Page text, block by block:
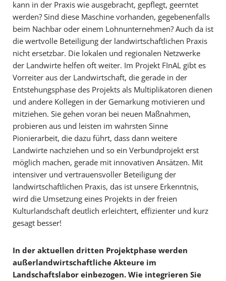
kann in der Praxis wie ausgebracht, gepflegt, geerntet
werden? Sind diese Maschine vorhanden, gegebenenfalls
beim Nachbar oder einem Lohnunternehmen? Auch da ist
die wertvolle Beteiligung der landwirtschaftlichen Praxis
nicht ersetzbar. Die lokalen und regionalen Netzwerke
der Landwirte helfen oft weiter. Im Projekt FInAL gibt es
Vorreiter aus der Landwirtschaft, die gerade in der
Entstehungsphase des Projekts als Multiplikatoren dienen
und andere Kollegen in der Gemarkung motivieren und
mitziehen. Sie gehen voran bei neuen Maßnahmen,
probieren aus und leisten im wahrsten Sinne
Pionierarbeit, die dazu führt, dass dann weitere
Landwirte nachziehen und so ein Verbundprojekt erst
möglich machen, gerade mit innovativen Ansätzen. Mit
intensiver und vertrauensvoller Beteiligung der
landwirtschaftlichen Praxis, das ist unsere Erkenntnis,
wird die Umsetzung eines Projekts in der freien
Kulturlandschaft deutlich erleichtert, effizienter und kurz
gesagt besser!
In der aktuellen dritten Projektphase werden
außerlandwirtschaftliche Akteure im
Landschaftslabor einbezogen. Wie integrieren Sie